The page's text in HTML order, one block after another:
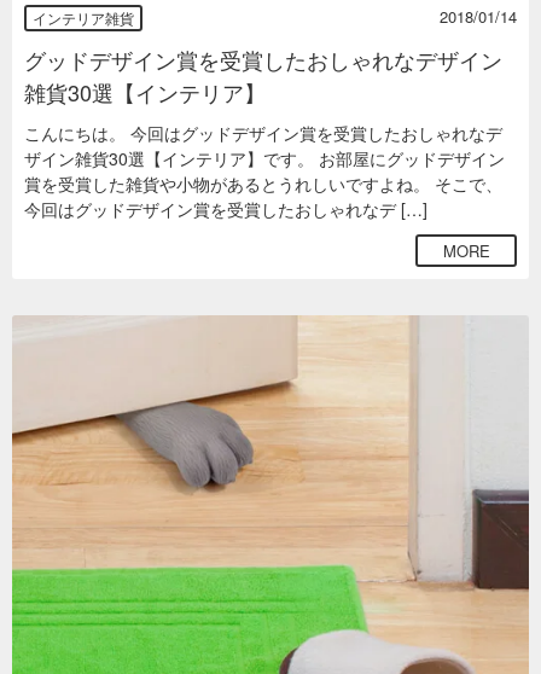
インテリア雑貨 2018/01/14
グッドデザイン賞を受賞したおしゃれなデザイン
雑貨30選【インテリア】
こんにちは。 今回はグッドデザイン賞を受賞したおしゃれなデ
ザイン雑貨30選【インテリア】です。 お部屋にグッドデザイン
賞を受賞した雑貨や小物があるとうれしいですよね。 そこで、
今回はグッドデザイン賞を受賞したおしゃれなデ […]
MORE